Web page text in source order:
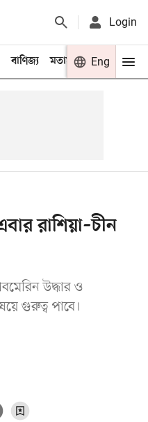
Login
বাণিজ্য মতামত খেলা
Eng
রাশিয়া–চীন
উদ্ধার ও
গুরুত্ব পাবে।